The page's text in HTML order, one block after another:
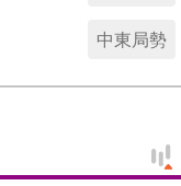
中東局勢